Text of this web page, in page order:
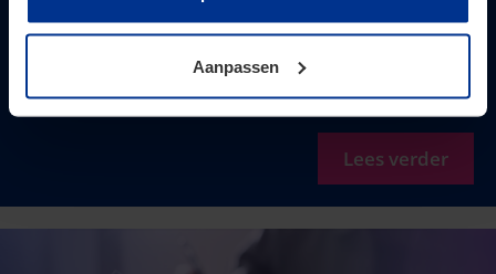
toestemming kunt u altijd weer intrekken.
Aanpassen
omzetbelasting moeten worden vas ...
Lees verder